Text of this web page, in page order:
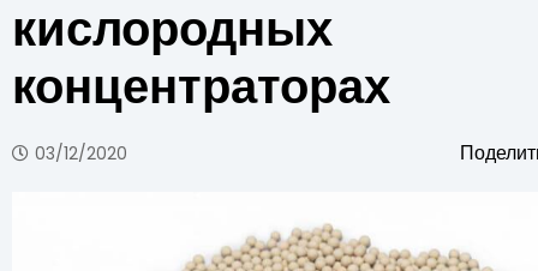
кислородных
концентраторах
03/12/2020